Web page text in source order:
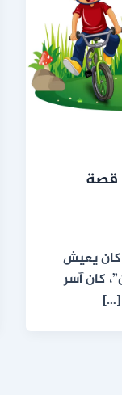
قصة
كان يعيش
كان آسر
[…]